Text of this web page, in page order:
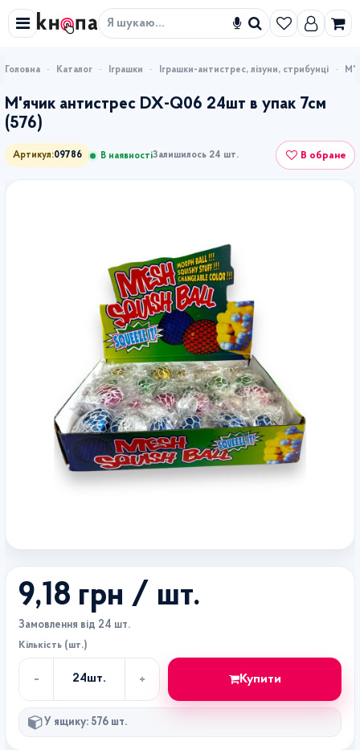
Знайти
Каталог Іграшки Іграшки-антистрес, лізуни, стрибунці
М'ячик антистрес DX-Q06 24шт в упак 7см
(576)
Артикул:09786 В наявностіЗалишилось 24 шт. В обране
9,18 грн / шт.
Замовлення від 24 шт.
Кількість (шт.)
- 24шт. + Купити
У ящику: 576 шт.